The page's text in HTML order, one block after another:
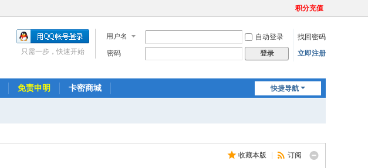
积分充值
用户名 自动登录
找回密码
密码
登录 立即注册
只需一步，快速开始
快捷导航
免责申明 卡密商城
收藏本版 订阅